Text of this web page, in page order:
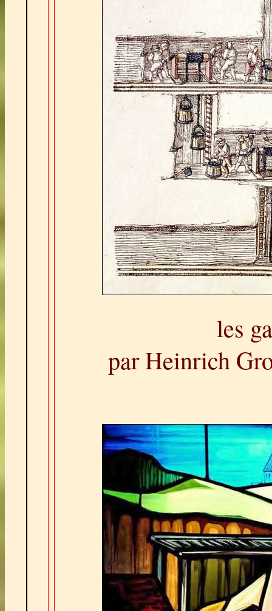
les
par Heinrich